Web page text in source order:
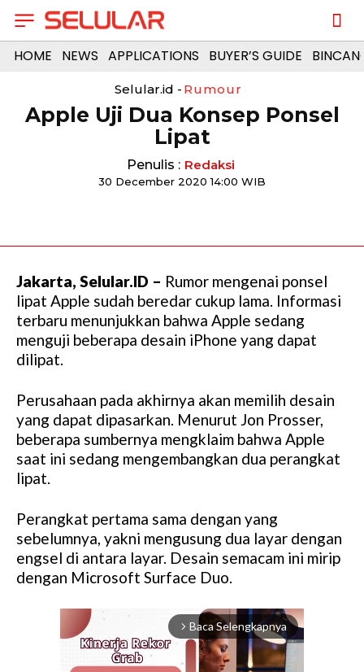
HOME NEWS APPLICATIONS BUYER’S GUIDE
Selular.id - Rumour
Apple Uji Dua Konsep Ponsel
Lipat
Penulis : Redaksi
30 December 2020 14:00 WIB
Jakarta, Selular.ID – Rumor mengenai ponsel
lipat Apple sudah beredar cukup lama. Informasi
terbaru menunjukkan bahwa Apple sedang
menguji beberapa desain iPhone yang dapat
dilipat.
Perusahaan pada akhirnya akan memilih desain
yang dapat dipasarkan. Menurut Jon Prosser,
beberapa sumbernya mengklaim bahwa Apple
saat ini sedang mengembangkan dua perangkat
lipat.
Perangkat pertama sama dengan yang
sebelumnya, yakni mengusung dua layar dengan
engsel di antara layar. Desain semacam ini mirip
dengan Microsoft Surface Duo.
arrow_forward_ios Baca Selengkapnya